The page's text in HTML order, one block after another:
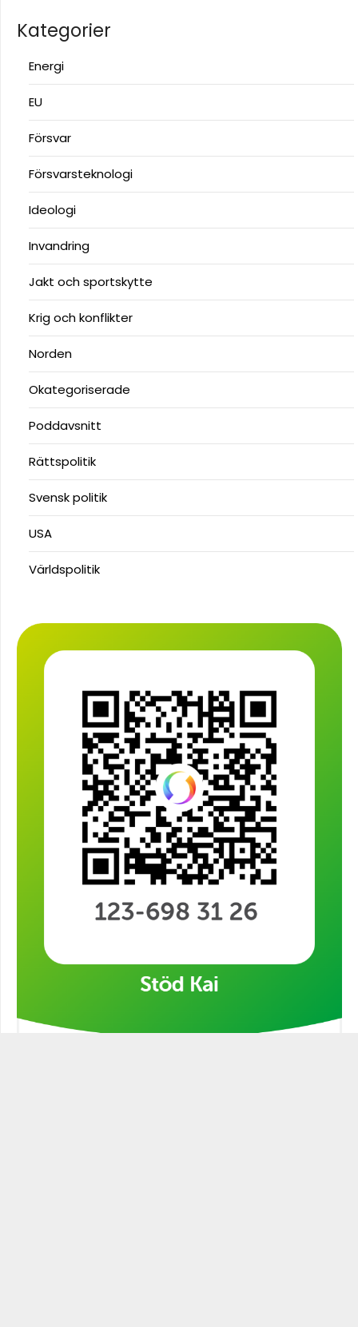
Kategorier
Energi
EU
Försvar
Försvarsteknologi
Ideologi
Invandring
Jakt och sportskytte
Krig och konflikter
Norden
Okategoriserade
Poddavsnitt
Rättspolitik
Svensk politik
USA
Världspolitik